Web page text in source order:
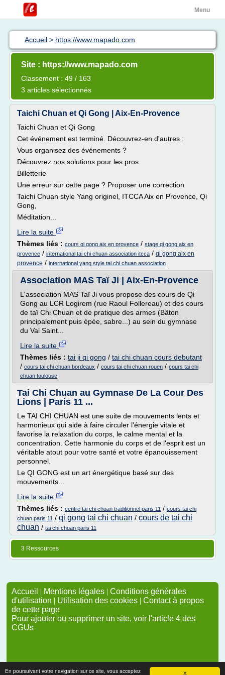
X
En poursuivant votre navigation sur ce site, vous acceptez
Menu
Accueil > https://www.mapado.com
Site : https://www.mapado.com
Classement : 49 / 163
3 articles sélectionnés
Taichi Chuan et Qi Gong | Aix-En-Provence
Taichi Chuan et Qi Gong
Cet événement est terminé. Découvrez-en d'autres :
Vous organisez des événements ?
Découvrez nos solutions pour les pros
Billetterie
Une erreur sur cette page ? Proposer une correction
Taichi Chuan style Yang originel, ITCCA Aix en Provence, Qi
Gong,
Méditation...
Lire la suite
Thèmes liés : cours qi gong aix en provence / stage qi gong aix en
provence / international tai chi chuan association itcca / qi gong aix en
provence / international yang style tai chi chuan association
Association MAS Taï Ji | Aix-En-Provence
L'association MAS Taï Ji vous propose des cours de Qi
Gong au LCR Logirem (rue Raoul Follereau) et des cours
de taï Chi Chuan et de pratique des armes (Bâton
principalement puis épée, sabre...) au sein du gymnase
du Val Saint...
Lire la suite
Thèmes liés : tai ji qi gong / tai chi chuan cours debutant
/ cours tai chi chuan bordeaux / cours tai chi chuan rouen / cours tai chi
chuan toulouse
Tai Chi Chuan au Gymnase De La Cour Des
Lions | Paris 11 ...
Le TAI CHI CHUAN est une suite de mouvements lents et
harmonieux qui aide à faire circuler l'énergie vitale et
favorise la relaxation du corps, le calme mental et la
concentration. Cette harmonie du corps et de l'esprit est un
véritable atout pour votre santé et votre épanouissement
personnel.
Le QI GONG est un art énergétique basé sur des
mouvements...
Lire la suite
Thèmes liés : centre tai chi chuan traditionnel paris 11 / cours tai chi
chuan paris 11 / qi gong tai chi chuan / cours de tai chi
chuan / tai chi chuan paris 11
3 Ressources
Accueil | Mentions légales | Conditions générales
d'utilisation | Utilisation des cookies | Contact à propos
de cette page
Pour ajouter ou supprimer un site, voir l'article 4 des
CGUs